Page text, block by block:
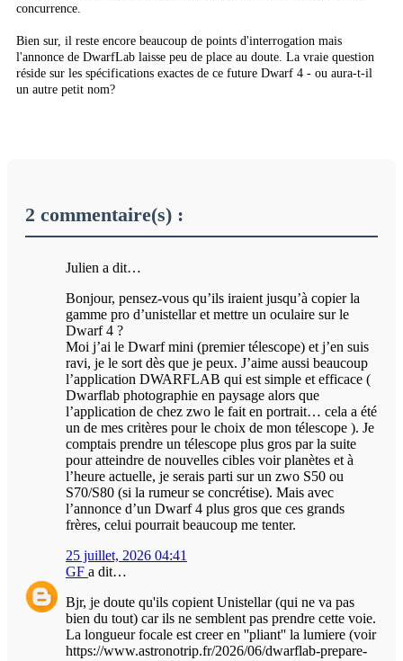
concurrence.
Bien sur, il reste encore beaucoup de points d'interrogation mais
l'annonce de DwarfLab laisse peu de place au doute. La vraie question
réside sur les spécifications exactes de ce future Dwarf 4 - ou aura-t-il
un autre petit nom?
2 commentaire(s) :
Julien a dit…
Bonjour, pensez-vous qu’ils iraient jusqu’à copier la
gamme pro d’unistellar et mettre un oculaire sur le
Dwarf 4 ?
Moi j’ai le Dwarf mini (premier télescope) et j’en suis
ravi, je le sort dès que je peux. J’aime aussi beaucoup
l’application DWARFLAB qui est simple et efficace (
Dwarflab photographie en paysage alors que
l’application de chez zwo le fait en portrait… cela a été
un de mes critères pour le choix de mon télescope ). Je
comptais prendre un télescope plus gros par la suite
pour atteindre de nouvelles cibles voir planètes et à
l’heure actuelle, je serais parti sur un zwo S50 ou
S70/S80 (si la rumeur se concrétise). Mais avec
l’annonce d’un Dwarf 4 plus gros que ces grands
frères, celui pourrait beaucoup me tenter.
25 juillet, 2026 04:41
GF a dit…
Bjr, je doute qu'ils copient Unistellar (qui ne va pas
bien du tout) car ils ne semblent pas prendre cette voie.
La longueur focale est creer en ''pliant'' la lumiere (voir
https://www.astronotrip.fr/2026/06/dwarflab-prepare-